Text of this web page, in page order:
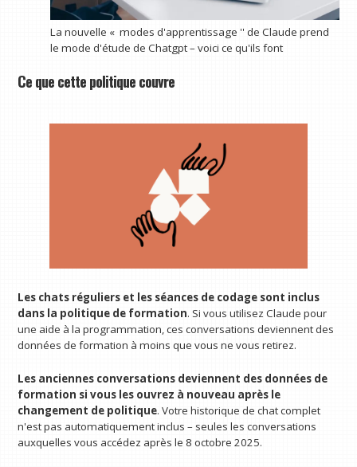
La nouvelle « modes d'apprentissage '' de Claude prend
le mode d'étude de Chatgpt – voici ce qu'ils font
Ce que cette politique couvre
Les chats réguliers et les séances de codage sont inclus
dans la politique de formation. Si vous utilisez Claude pour
une aide à la programmation, ces conversations deviennent des
données de formation à moins que vous ne vous retirez.
Les anciennes conversations deviennent des données de
formation si vous les ouvrez à nouveau après le
changement de politique. Votre historique de chat complet
n'est pas automatiquement inclus – seules les conversations
auxquelles vous accédez après le 8 octobre 2025.